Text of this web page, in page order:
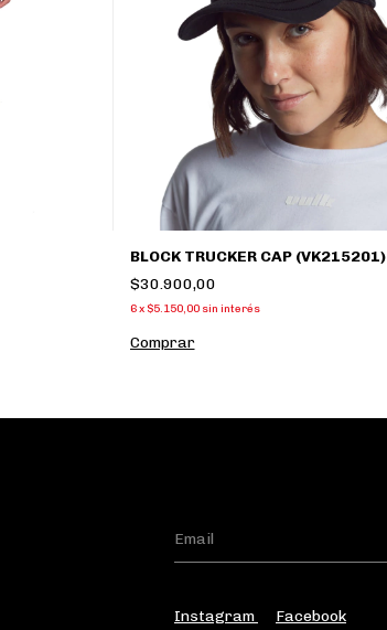
BLOCK TRUCKER CAP (VK215201)
$30.900,00
6 x $5.150,00 sin interés
Comprar
Instagram Facebook